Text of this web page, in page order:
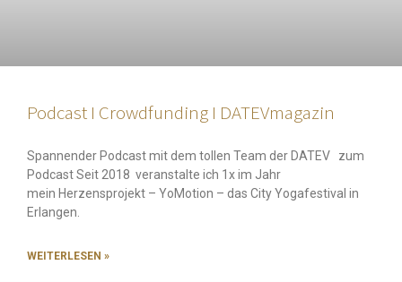
Podcast I Crowdfunding I DATEVmagazin
Spannender Podcast mit dem tollen Team der DATEV zum
Podcast Seit 2018 veranstalte ich 1x im Jahr
mein Herzensprojekt – YoMotion – das City Yogafestival in
Erlangen.
WEITERLESEN »